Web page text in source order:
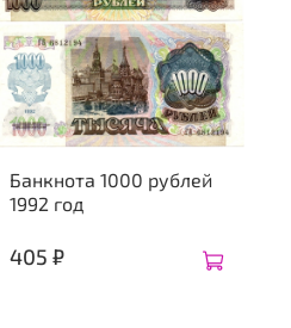
Банкнота 1000 рублей
1992 год
405 ₽